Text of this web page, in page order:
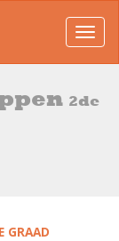
2de
GRAAD